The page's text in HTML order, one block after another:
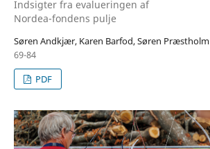
Indsigter fra evalueringen af
Nordea-fondens pulje
Søren Andkjær, Karen Barfod, Søren Præstholm
69-84
PDF